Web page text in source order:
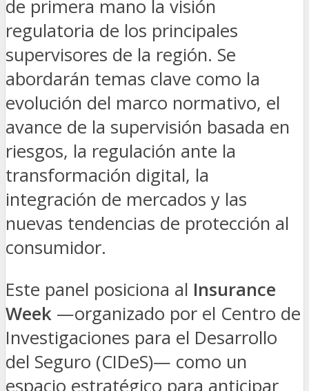
de primera mano la visión
regulatoria de los principales
supervisores de la región. Se
abordarán temas clave como la
evolución del marco normativo, el
avance de la supervisión basada en
riesgos, la regulación ante la
transformación digital, la
integración de mercados y las
nuevas tendencias de protección al
consumidor.
Este panel posiciona al Insurance
Week —organizado por el Centro de
Investigaciones para el Desarrollo
del Seguro (CIDeS)— como un
espacio estratégico para anticipar